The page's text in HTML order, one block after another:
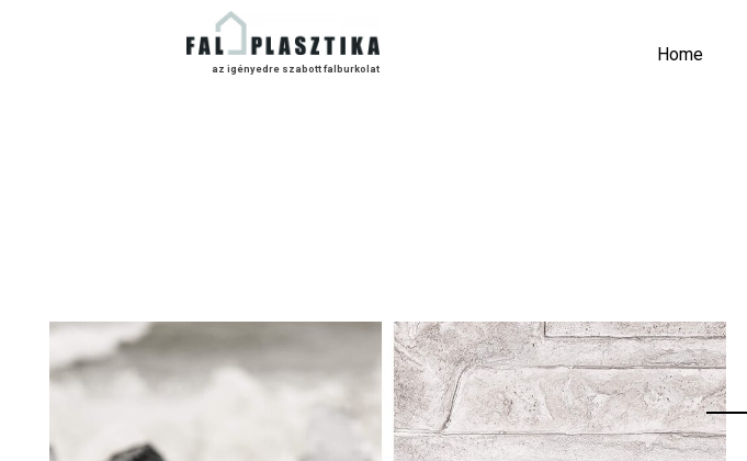
az igényedre szabott falburkolat
Home